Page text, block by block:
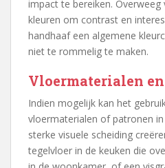
impact te bereiken.
kleuren om contrast en
handhaaf een algemene
niet te rommelig te maken.
Vloermaterialen
Indien mogelijk kan het
vloermaterialen of patronen
sterke visuele scheiding
tegelvloer in de keuken die